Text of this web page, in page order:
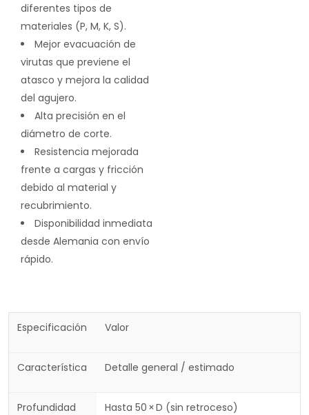
diferentes tipos de
materiales (P, M, K, S).
Mejor evacuación de
virutas que previene el
atasco y mejora la calidad
del agujero.
Alta precisión en el
diámetro de corte.
Resistencia mejorada
frente a cargas y fricción
debido al material y
recubrimiento.
Disponibilidad inmediata
desde Alemania con envío
rápido.
Especificación Valor
Característica Detalle general / estimado
Profundidad Hasta 50 × D (sin retroceso)